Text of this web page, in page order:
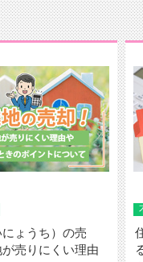
ょうち）の売
売りにくい理由